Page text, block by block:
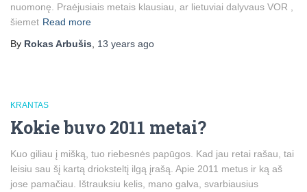
nuomonę. Praėjusiais metais klausiau, ar lietuviai dalyvaus VOR ,
šiemet Read more
By Rokas Arbušis 13 years ago
KRANTAS
Kokie buvo 2011 metai?
Kuo giliau į mišką, tuo riebesnės papūgos. Kad jau retai rašau, tai
leisiu sau šį kartą drioksteltį ilgą įrašą. Apie 2011 metus ir ką aš
jose pamačiau. Ištrauksiu kelis, mano galva, svarbiausius